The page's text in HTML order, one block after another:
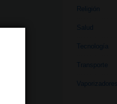
Religión
Salud
Tecnología
Transporte
Vaporizadores